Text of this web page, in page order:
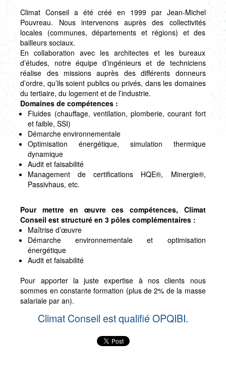
Climat Conseil a été créé en 1999 par Jean-Michel
Pouvreau. Nous intervenons auprès des collectivités
locales (communes, départements et régions) et des
bailleurs sociaux.
En collaboration avec les architectes et les bureaux
d’études, notre équipe d’ingénieurs et de techniciens
réalise des missions auprès des différents donneurs
d’ordre, qu’ils soient publics ou privés, dans les domaines
du tertiaire, du logement et de l’industrie.
Domaines de compétences :
Fluides (chauffage, ventilation, plomberie, courant fort
et faible, SSI)
Démarche environnementale
Optimisation énergétique, simulation thermique
dynamique
Audit et faisabilité
Management de certifications HQE®, Minergie®,
Passivhaus, etc.
Pour mettre en œuvre ces compétences, Climat
Conseil est structuré en 3 pôles complémentaires :
Maîtrise d’œuvre
Démarche environnementale et optimisation
énergétique
Audit et faisabilité
Pour apporter la juste expertise à nos clients nous
sommes en constante formation (plus de 2% de la masse
salariale par an).
Climat Conseil est qualifié OPQIBI.